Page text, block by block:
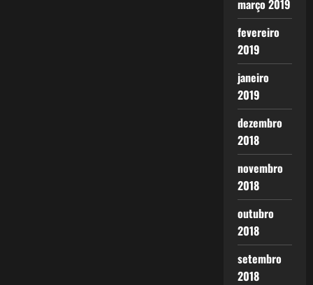
março 2019
fevereiro
2019
janeiro
2019
dezembro
2018
novembro
2018
outubro
2018
setembro
2018